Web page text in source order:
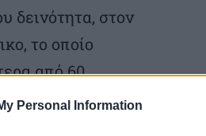
Personal Information
δεινότητα, στον
το οποίο
από 60
του με τον μεγάλο